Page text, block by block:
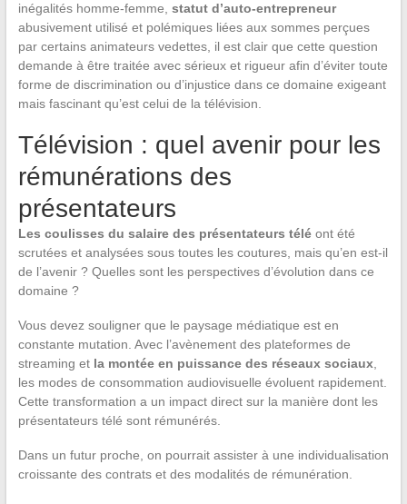
inégalités homme-femme, statut d’auto-entrepreneur
abusivement utilisé et polémiques liées aux sommes perçues
par certains animateurs vedettes, il est clair que cette question
demande à être traitée avec sérieux et rigueur afin d’éviter toute
forme de discrimination ou d’injustice dans ce domaine exigeant
mais fascinant qu’est celui de la télévision.
Télévision : quel avenir pour les
rémunérations des
présentateurs
Les coulisses du salaire des présentateurs téléont été
scrutées et analysées sous toutes les coutures, mais qu’en est-il
de l’avenir ? Quelles sont les perspectives d’évolution dans ce
domaine ?
Vous devez souligner que le paysage médiatique est en
constante mutation. Avec l’avènement des plateformes de
streaming et la montée en puissance des réseaux sociaux,
les modes de consommation audiovisuelle évoluent rapidement.
Cette transformation a un impact direct sur la manière dont les
présentateurs télé sont rémunérés.
Dans un futur proche, on pourrait assister à une individualisation
croissante des contrats et des modalités de rémunération.